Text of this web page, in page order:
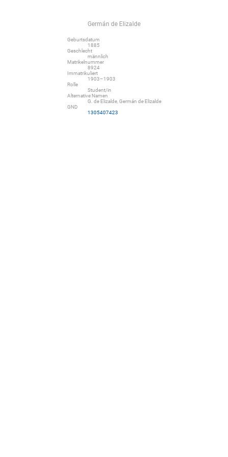
Germán de Elizalde
Geburtsdatum
1885
Geschlecht
männlich
Matrikelnummer
8924
Immatrikuliert
1903–1903
Rolle
Student/in
Alternative Namen
G. de Elizalde, Germán de Elizalde
GND
1305407423